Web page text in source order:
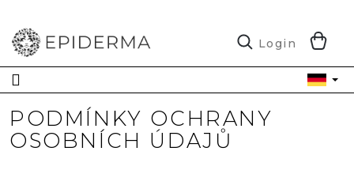
springen
Login
PODMÍNKY OCHRANY
OSOBNÍCH ÚDAJŮ